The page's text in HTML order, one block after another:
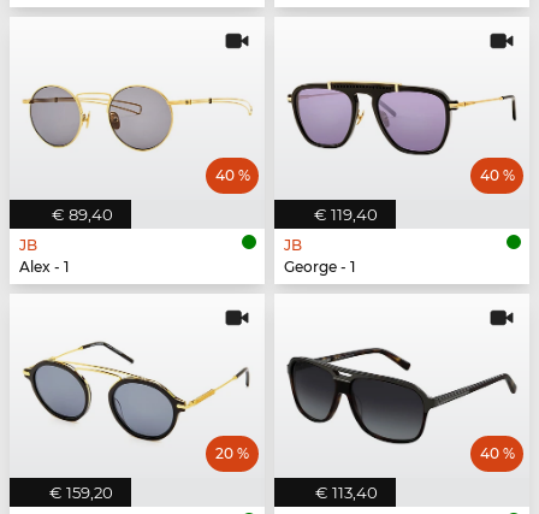
€ 89,40
40 %
JB
Alex - 1
€ 119,40
40 %
JB
George - 1
€ 159,20
20 %
€ 113,40
40 %